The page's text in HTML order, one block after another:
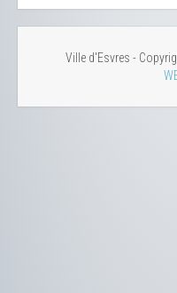
Ville d'Esvres -